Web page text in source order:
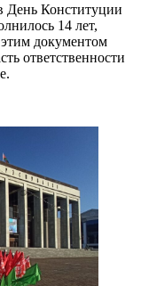
День Конституции
14 лет,
документом
ответственности